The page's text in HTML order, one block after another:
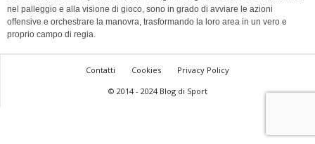
nel palleggio e alla visione di gioco, sono in grado di avviare le azioni
offensive e orchestrare la manovra, trasformando la loro area in un vero e
proprio campo di regia.
Contatti Cookies
Privacy Policy
© 2014 - 2024 Blog di Sport